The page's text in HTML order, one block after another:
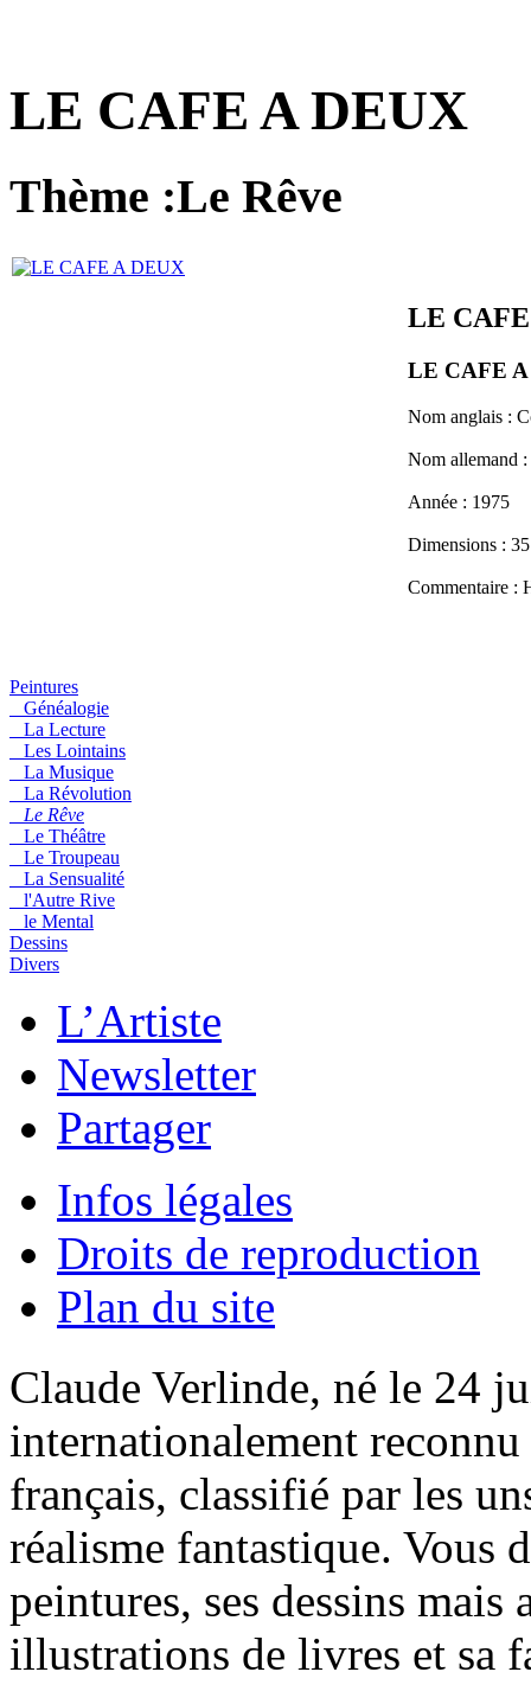
LE CAFE A DEUX
Thème :Le Rêve
LE
LE CAFE
Nom anglais :
Nom allemand :
Année : 1975
Dimensions :
Commentaire :
Peintures
Généalogie
La Lecture
Les Lointains
La Musique
La Révolution
Le Rêve
Le Théâtre
Le Troupeau
La Sensualité
l'Autre Rive
le Mental
Dessins
Divers
L’Artiste
Newsletter
Partager
Infos légales
Droits de reproduction
Plan du site
Claude Verlinde, né le 24
internationalement
français, classifié par les
réalisme fantastique. Vous
peintures, ses dessins mais
illustrations de livres et sa